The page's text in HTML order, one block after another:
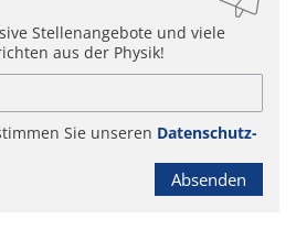
Stellenangebote und viele
aus der Physik!
Sie unseren Datenschutz-
Absenden